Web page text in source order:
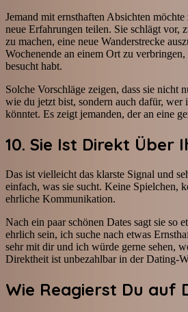
Jemand mit ernsthaften Absichten
neue Erfahrungen teilen. Sie schlägt vor,
zu machen, eine neue Wanderstrecke
Wochenende an einem Ort zu
besucht habt.
Solche Vorschläge zeigen, dass sie nicht
wie du jetzt bist, sondern auch dafür, wer
könntet. Es zeigt jemanden, der an eine
10. Sie Ist Direkt Über
Das ist vielleicht das klarste Signal und
einfach, was sie sucht. Keine Spielchen,
ehrliche Kommunikation.
Nach ein paar schönen Dates sagt sie so
ehrlich sein, ich suche nach etwas
sehr mit dir und ich würde gerne sehen,
Direktheit ist unbezahlbar in der Dating-
Wie Reagierst Du auf